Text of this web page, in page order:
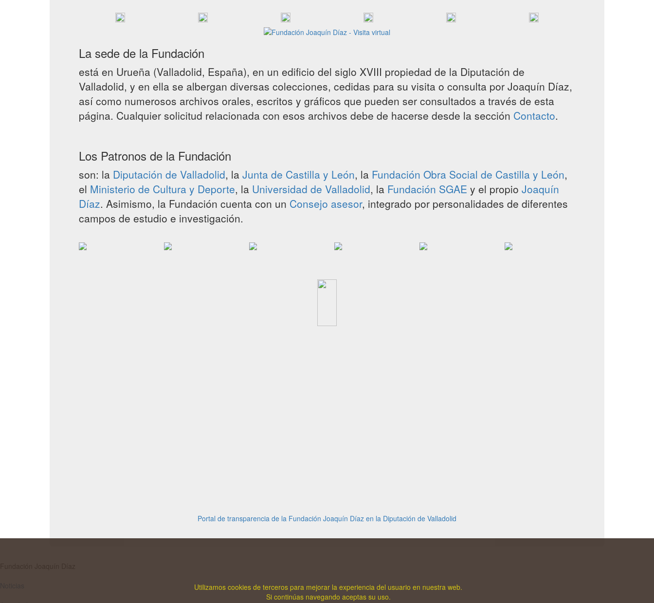
La sede de la Fundación
está en Urueña (Valladolid, España), en un edificio del siglo XVIII propiedad de la Diputación de
Valladolid, y en ella se albergan diversas colecciones, cedidas para su visita o consulta por Joaquín Díaz,
así como numerosos archivos orales, escritos y gráficos que pueden ser consultados a través de esta
página. Cualquier solicitud relacionada con esos archivos debe de hacerse desde la sección Contacto.
Los Patronos de la Fundación
son: la Diputación de Valladolid, la Junta de Castilla y León, la Fundación Obra Social de Castilla y León,
el Ministerio de Cultura y Deporte, la Universidad de Valladolid, la Fundación SGAE y el propio Joaquín
Díaz. Asimismo, la Fundación cuenta con un Consejo asesor, integrado por personalidades de diferentes
campos de estudio e investigación.
Portal de transparencia de la Fundación Joaquín Díaz en la Diputación de Valladolid
Utilizamos cookies de terceros para mejorar la experiencia del usuario en nuestra web.
Si continúas navegando aceptas su uso.